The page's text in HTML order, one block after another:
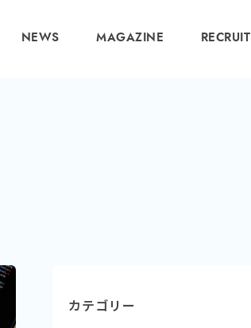
NEWS MAGAZINE RECRUIT
カテゴリー